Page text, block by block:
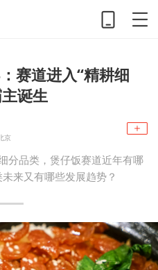
赛道进入“精耕细
诞生
京
分品类，煲仔饭赛道近年有哪
来又有哪些发展趋势？